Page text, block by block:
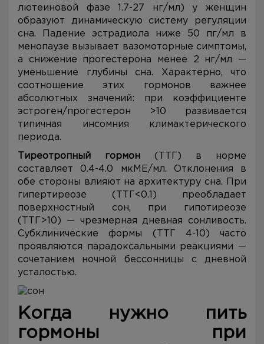
лютеиновой фазе 1.7-27 нг/мл) у женщин
образуют динамическую систему регуляции
сна. Падение эстрадиола ниже 50 пг/мл в
менопаузе вызывает вазомоторные симптомы,
а снижение прогестерона менее 2 нг/мл —
уменьшение глубины сна. Характерно, что
соотношение этих гормонов важнее
абсолютных значений: при коэффициенте
эстроген/прогестерон >10 развивается
типичная инсомния климактерического
периода.
Тиреотропный гормон (ТТГ) в норме
составляет 0.4-4.0 мкМЕ/мл. Отклонения в
обе стороны влияют на архитектуру сна. При
гипертиреозе (ТТГ<0.1) преобладает
поверхностный сон, при гипотиреозе
(ТТГ>10) — чрезмерная дневная сонливость.
Субклинические формы (ТТГ 4-10) часто
проявляются парадоксальными реакциями —
сочетанием ночной бессонницы с дневной
усталостью.
Когда нужно пить
гормоны при